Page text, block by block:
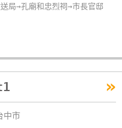
局→孔廟和忠烈祠→市長官邸
»
中市